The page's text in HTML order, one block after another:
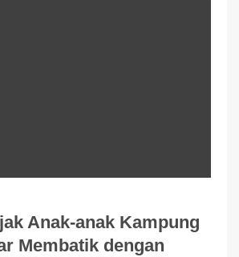
Anak-anak Kampung
Membatik dengan